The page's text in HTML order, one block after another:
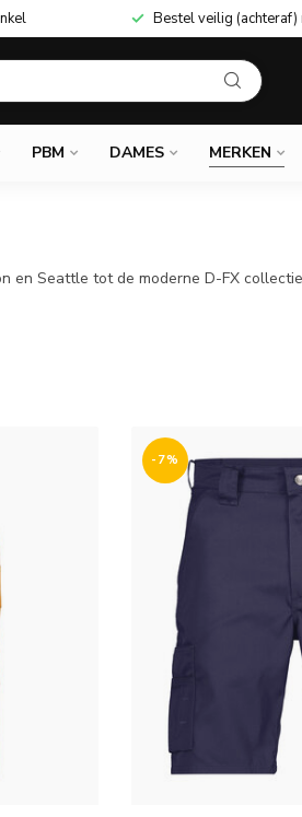
Bestel veilig
PBM DAMES MERKEN
en Seattle tot de moderne D-FX
-7%